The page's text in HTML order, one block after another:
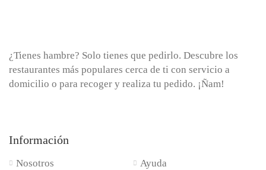
¿Tienes hambre? Solo tienes que pedirlo. Descubre los
restaurantes más populares cerca de ti con servicio a
domicilio o para recoger y realiza tu pedido. ¡Ñam!
Información
Nosotros
Ayuda